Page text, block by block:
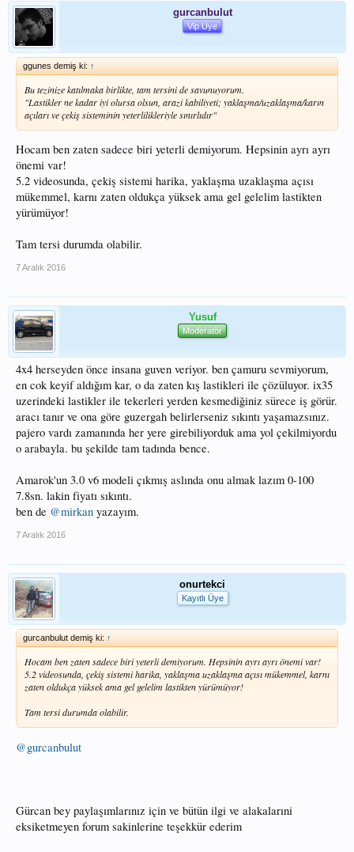
gurcanbulut
Vip Üye
ggunes demiş ki: ↑
Bu tezinize katılmaka birlikte, tam tersini de savunuyorum.
"Lastikler ne kadar iyi olursa olsun, arazi kabiliyeti; yaklaşma/uzaklaşma/karın
açıları ve çekiş sisteminin yeterlilikleriyle sınırlıdır"
Hocam ben zaten sadece biri yeterli demiyorum. Hepsinin ayrı ayrı
önemi var!
5.2 videosunda, çekiş sistemi harika, yaklaşma uzaklaşma açısı
mükemmel, karnı zaten oldukça yüksek ama gel gelelim lastikten
yürümüyor!
Tam tersi durumda olabilir.
7 Aralık 2016
Yusuf
Moderatör
4x4 herseyden önce insana guven veriyor. ben çamuru sevmiyorum,
en cok keyif aldığım kar, o da zaten kış lastikleri ile çözüluyor. ix35
uzerindeki lastikler ile tekerleri yerden kesmediğiniz sürece iş görür.
aracı tanır ve ona göre guzergah belirlerseniz sıkıntı yaşamazsınız.
pajero vardı zamanında her yere girebiliyorduk ama yol çekilmiyordu
o arabayla. bu şekilde tam tadında bence.
Amarok'un 3.0 v6 modeli çıkmış aslında onu almak lazım 0-100
7.8sn. lakin fiyatı sıkıntı.
ben de @mirkan yazayım.
7 Aralık 2016
onurtekci
Kayıtlı Üye
gurcanbulut demiş ki: ↑
Hocam ben zaten sadece biri yeterli demiyorum. Hepsinin ayrı ayrı önemi var!
5.2 videosunda, çekiş sistemi harika, yaklaşma uzaklaşma açısı mükemmel, karnı
zaten oldukça yüksek ama gel gelelim lastikten yürümüyor!
Tam tersi durumda olabilir.
@gurcanbulut
Gürcan bey paylaşımlarınız için ve bütün ilgi ve alakalarıni
eksiketmeyen forum sakinlerine teşekkür ederim